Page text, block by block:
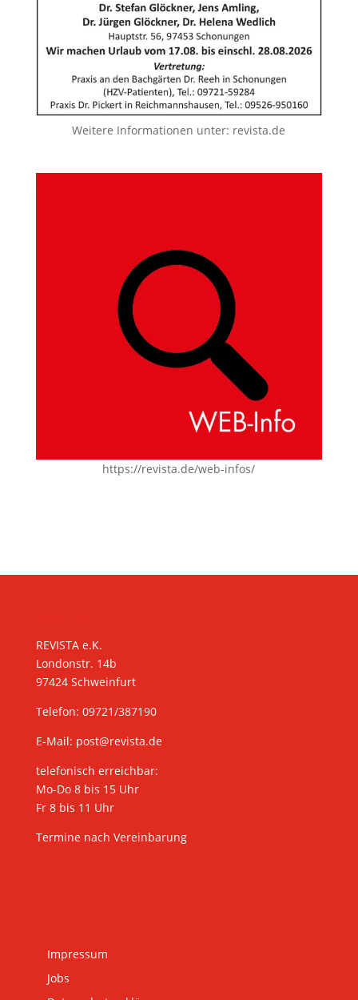
Weitere Informationen unter: revista.de
https://revista.de/web-infos/
REVISTA e.K.
Londonstr. 14b
97424 Schweinfurt
Telefon: 09721/387190
E-Mail: post@revista.de
telefonisch erreichbar:
Mo-Do 8 bis 15 Uhr
Fr 8 bis 11 Uhr
Termine nach Vereinbarung
Impressum
Jobs